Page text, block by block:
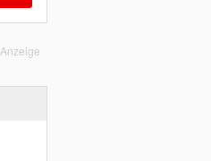
Anzeige